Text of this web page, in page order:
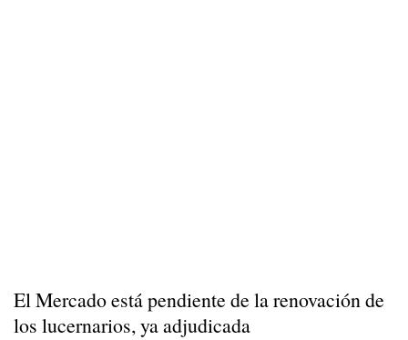
El Mercado está pendiente de la renovación de
los lucernarios, ya adjudicada